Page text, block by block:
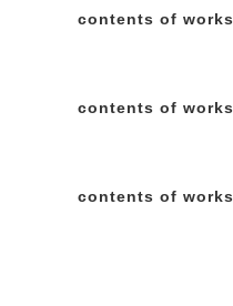
contents of works
contents of works
contents of works